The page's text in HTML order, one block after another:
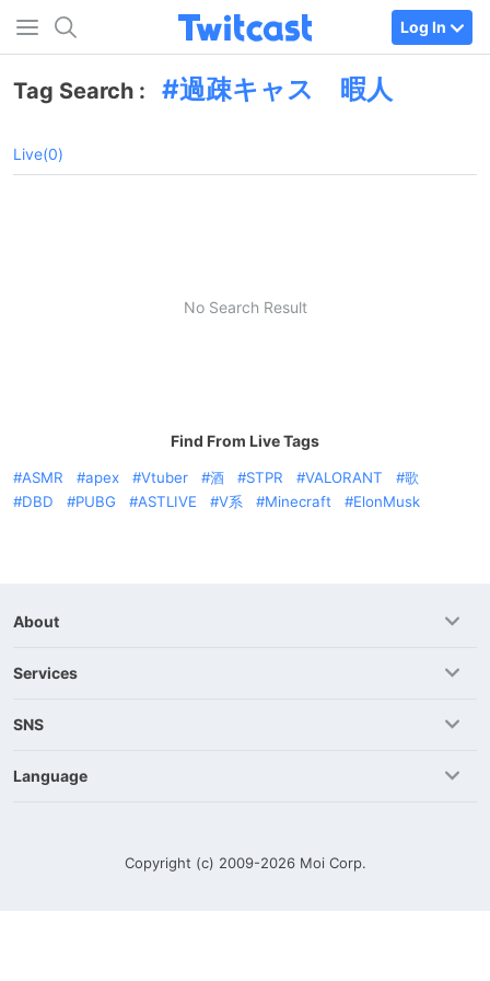
Log In
Tag Search : 過疎キャス 暇人
Live(0)
No Search Result
Find From Live Tags
ASMR apex Vtuber 酒 STPR VALORANT
歌
DBD
PUBG ASTLIVE V系 Minecraft ElonMusk
About
Services
SNS
Language
Copyright (c) 2009-2026 Moi Corp.